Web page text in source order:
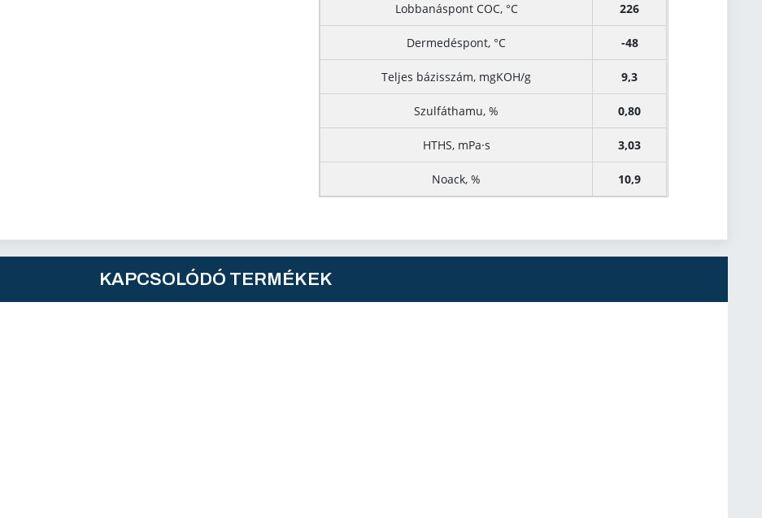
Lobbanáspont COC, °C 226
Dermedéspont, °C -48
Teljes bázisszám, mgKOH/g 9,3
Szulfáthamu, % 0,80
HTHS, mPa·s 3,03
Noack, % 10,9
KAPCSOLÓDÓ TERMÉKEK